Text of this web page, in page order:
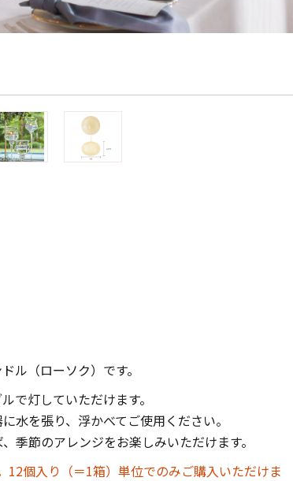
ALL
カップキャンドル
ALL
キャンドルプレート
ル（ローソク）です。
で灯していただけます。
水を張り、浮かべてご使用ください。
季節のアレンジをお楽しみいただけます。
12個入り（＝1箱）単位でのみご購入いただけま